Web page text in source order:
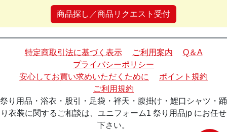
商品探し／商品リクエスト受付
特定商取引法に基づく表示 ご利用案内
Q＆A
プライバシーポリシー
安心してお買い求めいただくために
ポイント規約
ご利用規約
祭り用品・浴衣・股引・足袋・袢天・腹掛け・鯉口シャツ・踊
り衣装に関するご相談は、ユニフォーム1 祭り用品jp にお任せ
下さい。